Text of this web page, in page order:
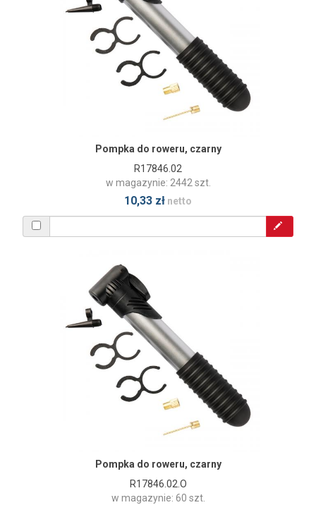
Pompka do roweru, czarny
R17846.02
w magazynie: 2442 szt.
10,33 zł netto
Pompka do roweru, czarny
R17846.02.O
w magazynie: 60 szt.